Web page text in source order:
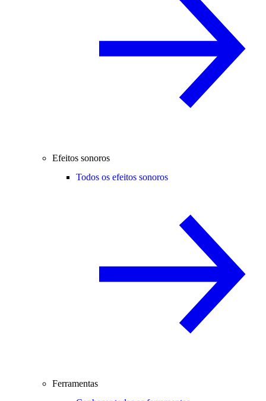
Efeitos sonoros
Todos os efeitos sonoros
Ferramentas